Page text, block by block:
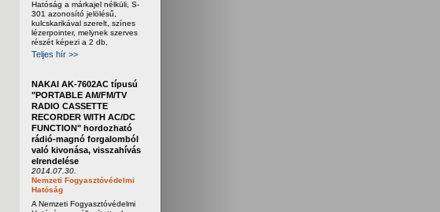
Hatóság a márkajel nélküli, S-
301 azonosító jelölésű,
kulcskarikával szerelt, színes
lézerpointer, melynek szerves
részét képezi a 2 db,
Teljes hír >>
NAKAI AK-7602AC típusú
"PORTABLE AM/FM/TV
RADIO CASSETTE
RECORDER WITH AC/DC
FUNCTION" hordozható
rádió-magnó forgalomból
való kivonása, visszahívás
elrendelése
2014.07.30.
Nemzeti Fogyasztóvédelmi
Hatóság
A Nemzeti Fogyasztóvédelmi